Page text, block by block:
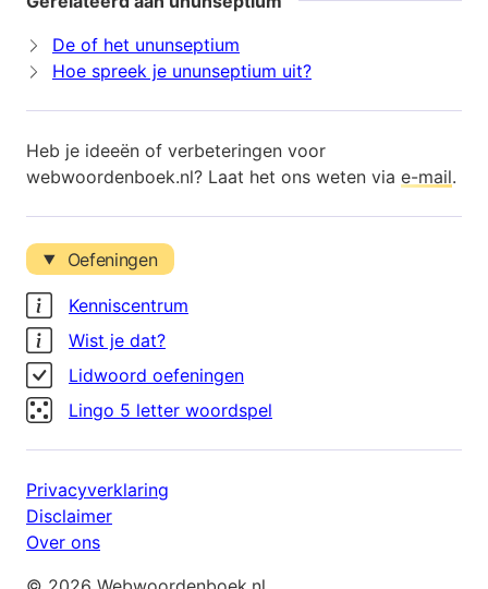
De of het ununseptium
Hoe spreek je ununseptium uit?
Heb je ideeën of verbeteringen voor
webwoordenboek.nl? Laat het ons weten via e-mail.
Oefeningen
Kenniscentrum
Wist je dat?
Lidwoord oefeningen
Lingo 5 letter woordspel
Privacyverklaring
Disclaimer
Over ons